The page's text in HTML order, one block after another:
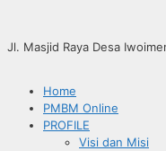
Jl. Masjid Raya Desa
Home
PMBM Online
PROFILE
Visi dan Misi